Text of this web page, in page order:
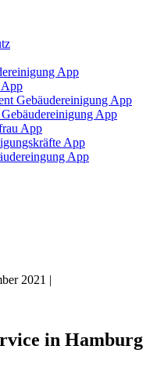
App
App
Gebäudereinigung App
App
App
App
App
2021 |
in Hamburg